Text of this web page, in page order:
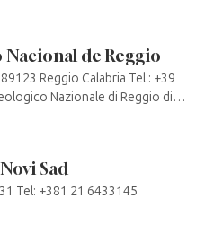
de Reggio
Reggio Calabria Tel : +39
Nazionale di Reggio di
Sad
Tel: +381 21 6433145